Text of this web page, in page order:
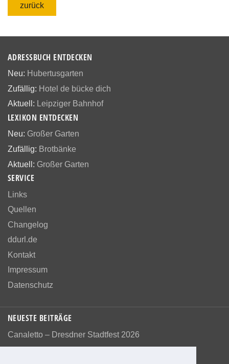
zurück
ADRESSBUCH ENTDECKEN
Neu: Hubertusgarten
Zufällig: Hotel de bücke dich
Aktuell: Leipziger Bahnhof
LEXIKON ENTDECKEN
Neu: Großer Garten
Zufällig: Brotbänke
Aktuell: Großer Garten
SERVICE
Links
Quellen
Changelog
ddurl.de
Kontakt
Impressum
Datenschutz
NEUESTE BEITRÄGE
Canaletto – Dresdner Stadtfest 2026